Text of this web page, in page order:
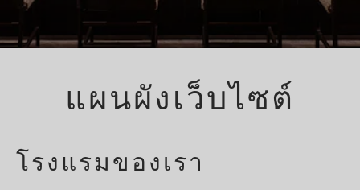
แผนผังเว็บไซต์
โรงแรมของเรา